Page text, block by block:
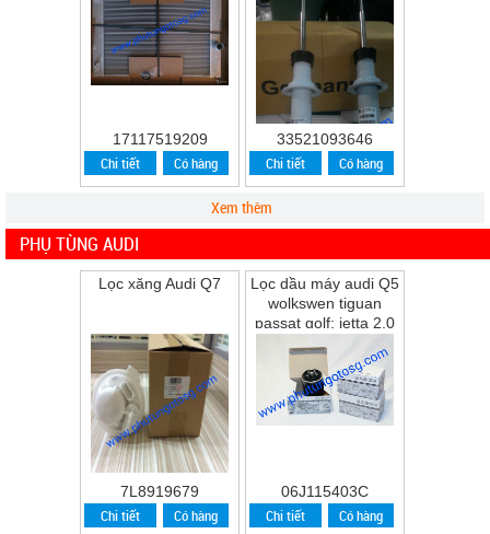
17117519209
Chi tiết Có hàng
E39 530i M54 ...
33521093646
Chi tiết Có hàng
Xem thêm
PHỤ TÙNG AUDI
Lọc xăng Audi Q7
7L8919679
Chi tiết Có hàng
Lọc dầu máy audi Q5
wolkswen tiguan
passat golf; jetta 2.0
06J115403C
Chi tiết Có hàng